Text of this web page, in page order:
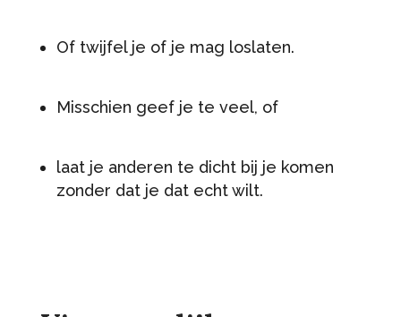
Of twijfel je of je mag loslaten.
Misschien geef je te veel, of
laat je anderen te dicht bij je komen
zonder dat je dat echt wilt.